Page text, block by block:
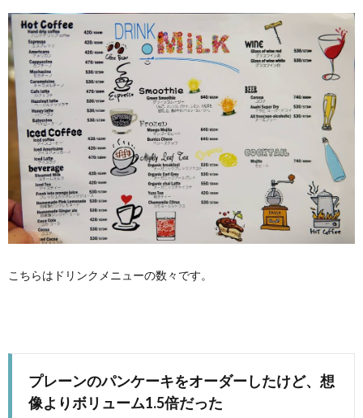
こちらはドリンクメニューの数々です。
プレーンのパンケーキをオーダーしたけど、想
像よりボリューム1.5倍だった